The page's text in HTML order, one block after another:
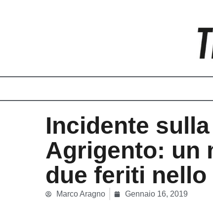
Incidente
Agrigento: un
due feriti
Marco Aragno Gennaio 16, 2019